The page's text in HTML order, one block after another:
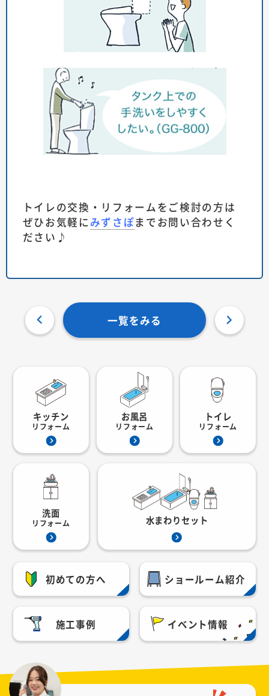
トイレの交換・リフォームをご検討の方は
ぜひお気軽に みずさぽまでお問い合わせく
ださい♪
一覧をみる
キッチン
リフォーム
お風呂
リフォーム
トイレ
リフォーム
洗面
リフォーム 水まわりセット
初めての方へ ショールーム紹介
施工事例 イベント情報